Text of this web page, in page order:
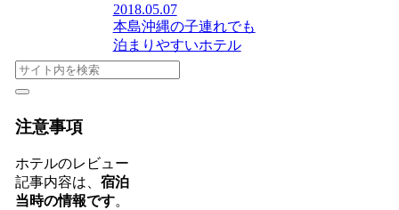
2018.05.07
本島沖縄の子連れでも
泊まりやすいホテル
注意事項
ホテルのレビュー
記事内容は、 宿泊
当時の情報です。